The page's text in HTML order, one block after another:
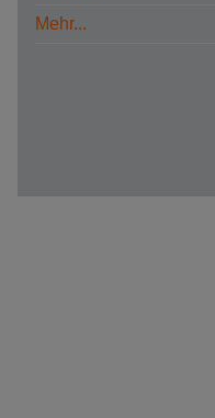
Mehr...